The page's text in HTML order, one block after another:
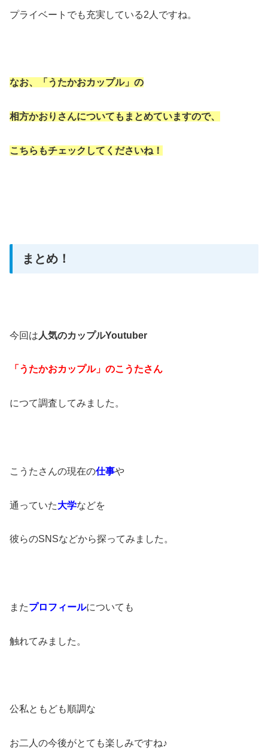
プライベートでも充実している2人ですね。
なお、「うたかおカップル」の
相方かおりさんについてもまとめていますので、
こちらもチェックしてくださいね！
まとめ！
今回は 人気のカップルYoutuber
「うたかおカップル」のこうたさ ん
につて調査してみました。
こうたさんの現在の仕事や
通っていた大学などを
彼らのSNSなどから探ってみました。
またプロフィールについても
触れてみました。
公私ともども順調な
お二人の今後がとても楽しみですね♪